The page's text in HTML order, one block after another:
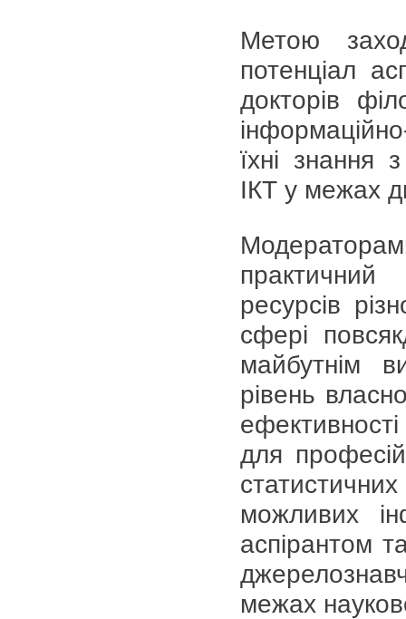
Метою
потенціал
докторів
їхні знання
ІКТ у межах
практичний
ресурсів
сфері
майбутнім
рівень
для
можливих
аспірантом
межах